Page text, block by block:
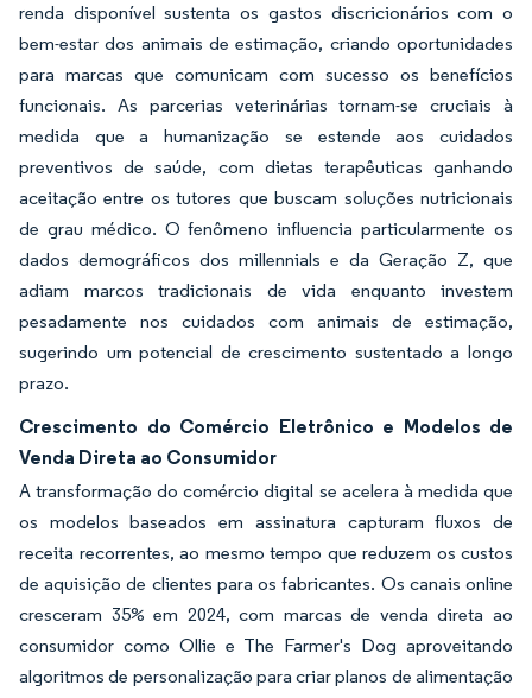
renda disponível sustenta os gastos discricionários com o
bem-estar dos animais de estimação, criando oportunidades
para marcas que comunicam com sucesso os benefícios
funcionais. As parcerias veterinárias tornam-se cruciais à
medida que a humanização se estende aos cuidados
preventivos de saúde, com dietas terapêuticas ganhando
aceitação entre os tutores que buscam soluções nutricionais
de grau médico. O fenômeno influencia particularmente os
dados demográficos dos millennials e da Geração Z, que
adiam marcos tradicionais de vida enquanto investem
pesadamente nos cuidados com animais de estimação,
sugerindo um potencial de crescimento sustentado a longo
prazo.
Crescimento do Comércio Eletrônico e Modelos de
Venda Direta ao Consumidor
A transformação do comércio digital se acelera à medida que
os modelos baseados em assinatura capturam fluxos de
receita recorrentes, ao mesmo tempo que reduzem os custos
de aquisição de clientes para os fabricantes. Os canais online
cresceram 35% em 2024, com marcas de venda direta ao
consumidor como Ollie e The Farmer's Dog aproveitando
algoritmos de personalização para criar planos de alimentação